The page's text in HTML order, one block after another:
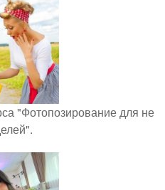
"Фотопозирование для не